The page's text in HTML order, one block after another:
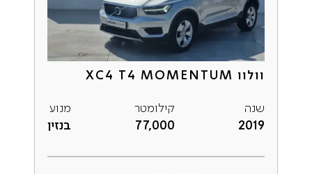
וולוו XC4 T4 MOMENTUM
שנה
2019
קילומטר
77,000
מנוע
בנזין